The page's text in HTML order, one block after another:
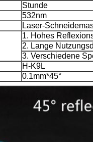
Stunde
532nm
Laser-
1. Hohes
2. Lange
3. Verschiedene
H-K9L
0.1mm*45°